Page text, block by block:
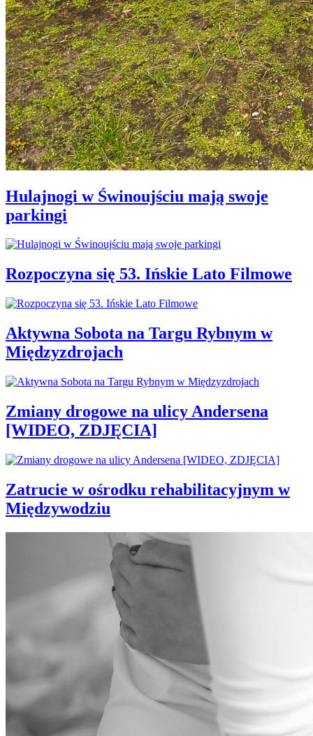
Hulajnogi w Świnoujściu mają swoje
parkingi
Rozpoczyna się 53. Ińskie Lato Filmowe
Aktywna Sobota na Targu Rybnym w
Międzyzdrojach
Zmiany drogowe na ulicy Andersena
[WIDEO, ZDJĘCIA]
Zatrucie w ośrodku rehabilitacyjnym w
Międzywodziu